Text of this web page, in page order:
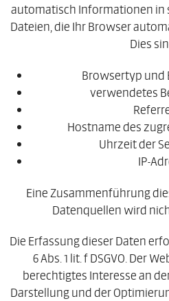
automatisch Informationen in
Dateien, die Ihr Browser
Dies
Browsertyp und
verwendetes
Hostname des
Uhrzeit der
IP-
Eine Zusammenführung
Datenquellen wird
Die Erfassung dieser Daten
6 Abs. 1 lit. f DSGVO. Der
berechtigtes Interesse an
Darstellung und der